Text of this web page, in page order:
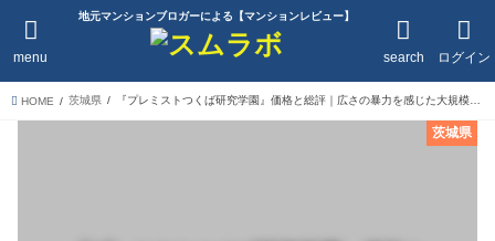
地元マンションブロガーによる【マンションレビュー】
ログイン
search
menu
HOME 茨城県
茨城県